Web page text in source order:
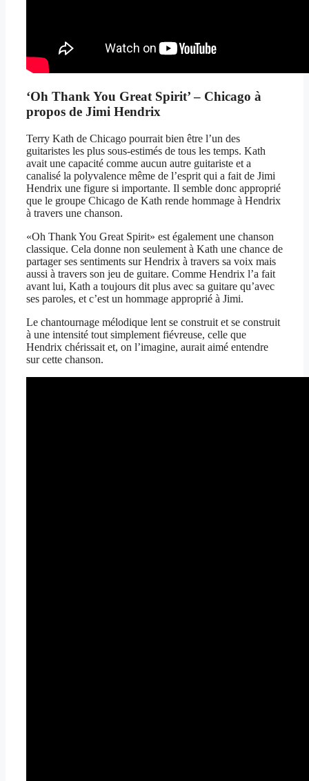
‘Oh Thank You Great Spirit’ – Chicago à
propos de Jimi Hendrix
Terry Kath de Chicago pourrait bien être l’un des
guitaristes les plus sous-estimés de tous les temps. Kath
avait une capacité comme aucun autre guitariste et a
canalisé la polyvalence même de l’esprit qui a fait de Jimi
Hendrix une figure si importante. Il semble donc approprié
que le groupe Chicago de Kath rende hommage à Hendrix
à travers une chanson.
«Oh Thank You Great Spirit» est également une chanson
classique. Cela donne non seulement à Kath une chance de
partager ses sentiments sur Hendrix à travers sa voix mais
aussi à travers son jeu de guitare. Comme Hendrix l’a fait
avant lui, Kath a toujours dit plus avec sa guitare qu’avec
ses paroles, et c’est un hommage approprié à Jimi.
Le chantournage mélodique lent se construit et se construit
à une intensité tout simplement fiévreuse, celle que
Hendrix chérissait et, on l’imagine, aurait aimé entendre
sur cette chanson.